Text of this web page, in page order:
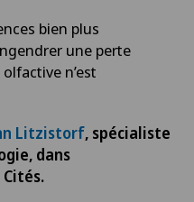
bien plus
une perte
n’est
Litzistorf, spécialiste
dans